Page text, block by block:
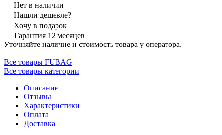
Нет в наличии
Нашли дешевле?
Хочу в подарок
Гарантия 12 месяцев
Уточняйте наличие и стоимость товара у оператора.
Все товары FUBAG
Все товары категории
Описание
Отзывы
Характеристики
Оплата
Доставка